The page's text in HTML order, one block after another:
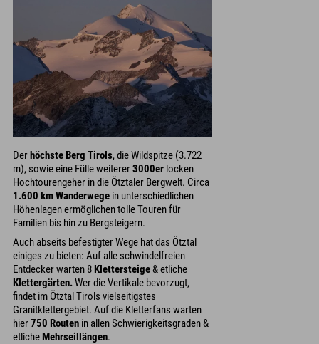
Der höchste Berg Tirols, die Wildspitze (3.722
m), sowie eine Fülle weiterer3000er locken
Hochtourengeher in die Ötztaler Bergwelt. Circa
1.600 km Wanderwege in unterschiedlichen
Höhenlagen ermöglichen tolle Touren für
Familien bis hin zu Bergsteigern.
Auch abseits befestigter Wege hat das Ötztal
einiges zu bieten: Auf alle schwindelfreien
Entdecker warten 8Klettersteige& etliche
Klettergärten.Wer die Vertikale bevorzugt,
findet im Ötztal Tirols vielseitigstes
Granitklettergebiet. Auf die Kletterfans warten
hier750 Routen in allen Schwierigkeitsgraden &
etlicheMehrseillängen.